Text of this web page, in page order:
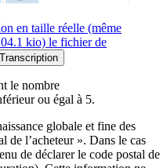
en taille réelle (même
kio) le fichier de
Transcription
le nombre
ou égal à 5.
globale et fine des
de l’acheteur ». Dans le cas
de déclarer le code postal de